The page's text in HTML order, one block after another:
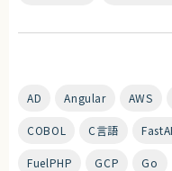
AD Angular AWS
COBOL C言語
FuelPHP GCP Go